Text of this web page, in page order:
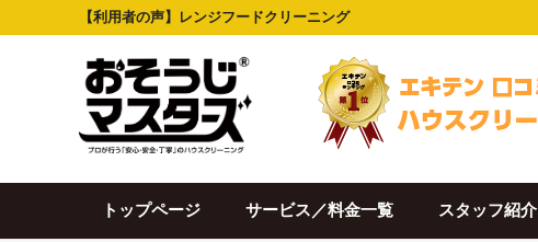
【利用者の声】レンジフードクリーニング
トップページ サービス／料金一覧 スタッフ紹介